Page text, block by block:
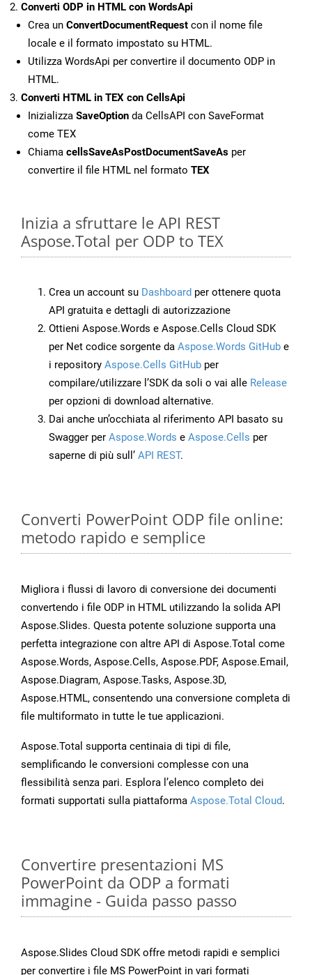
Converti ODP in HTML con WordsApi
Crea un ConvertDocumentRequest con il nome file
locale e il formato impostato su HTML.
Utilizza WordsApi per convertire il documento ODP in
HTML.
Converti HTML in TEX con CellsApi
Inizializza SaveOption da CellsAPI con SaveFormat
come TEX
Chiama cellsSaveAsPostDocumentSaveAs per
convertire il file HTML nel formato TEX
Inizia a sfruttare le API REST
Aspose.Total per ODP to TEX
Crea un account su Dashboard per ottenere quota
API gratuita e dettagli di autorizzazione
Ottieni Aspose.Words e Aspose.Cells Cloud SDK
per Net codice sorgente da Aspose.Words GitHub e
i repository Aspose.Cells GitHub per
compilare/utilizzare l’SDK da soli o vai alle Release
per opzioni di download alternative.
Dai anche un’occhiata al riferimento API basato su
Swagger per Aspose.Words e Aspose.Cells per
saperne di più sull’ API REST.
Converti PowerPoint ODP file online:
metodo rapido e semplice
Migliora i flussi di lavoro di conversione dei documenti
convertendo i file ODP in HTML utilizzando la solida API
Aspose.Slides. Questa potente soluzione supporta una
perfetta integrazione con altre API di Aspose.Total come
Aspose.Words, Aspose.Cells, Aspose.PDF, Aspose.Email,
Aspose.Diagram, Aspose.Tasks, Aspose.3D,
Aspose.HTML, consentendo una conversione completa di
file multiformato in tutte le tue applicazioni.
Aspose.Total supporta centinaia di tipi di file,
semplificando le conversioni complesse con una
flessibilità senza pari. Esplora l’elenco completo dei
formati supportati sulla piattaforma Aspose.Total Cloud.
Convertire presentazioni MS
PowerPoint da ODP a formati
immagine - Guida passo passo
Aspose.Slides Cloud SDK offre metodi rapidi e semplici
per convertire i file MS PowerPoint in vari formati